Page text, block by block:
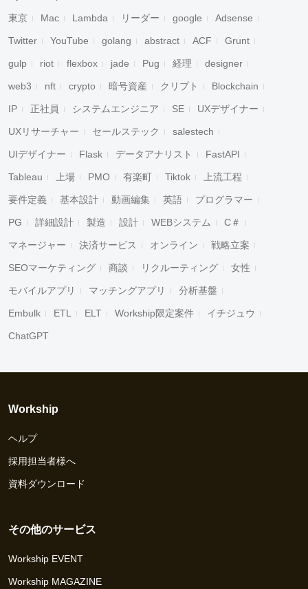
東京 Mac Lambda リーダー google Adsense
Twitter YouTube golang abstract ACF Grunt
gulp riot flexbox jade Pug 経理 designer
web3 nft crypto 暗号資産 クリプト Blockchain
IP 正社員 システムエンジニア SE UXデザイナー
UXリサーチャー セールステック salestech
UIデザイナー Flask データアナリスト FastAPI
Tableau 上場 PMO 有楽町 Tiktok 上流工程
要件定義 基本設計 動画編集 英語 プログラマー
PG 詳細設計 製造 設計 WEBシステム C＃
マネージャー 決済サービス オンライン 戦略立案
SEOマーケティング 商談 リクルーティング 女性
モバイルアプリ マッチングアプリ 分析基盤
Embulk ETL ELT Workship限定案件 イチジュウ
ChatGPT
Workship
ヘルプ
採用担当者様へ
資料ダウンロード
その他のサービス
Workship EVENT
Workship MAGAZINE